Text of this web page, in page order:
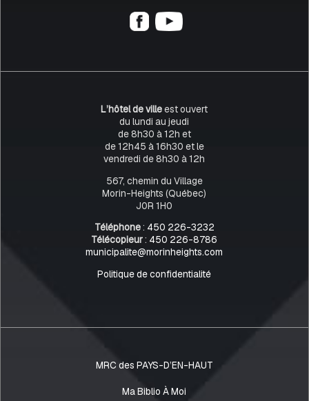
L’hôtel de villeest ouvert
du lundi au jeudi
de 8h30 à 12h et
de 12h45 à 16h30 et le
vendredi de 8h30 à 12h
567, chemin du Village
Morin-Heights (Québec)
J0R 1H0
Téléphone: 450 226-3232
Télécopieur: 450 226-8786
municipalite@morinheights.com
Politique de confidentialité
MRC des PAYS-D’EN-HAUT
Ma Biblio À Moi